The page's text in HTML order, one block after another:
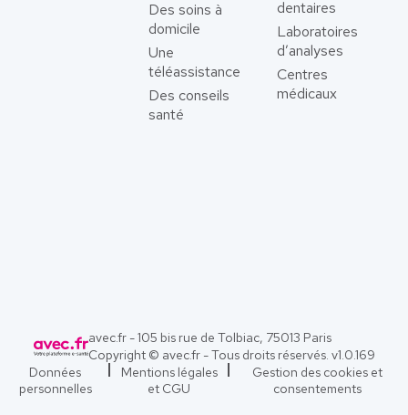
Des soins à
domicile
Une
téléassistance
Des conseils
santé
dentaires
Laboratoires
d’analyses
Centres
médicaux
avec.fr - 105 bis rue de Tolbiac, 75013 Paris
Copyright © avec.fr - Tous droits réservés. v1.0.169
Données
personnelles
Mentions légales
et CGU
Gestion des cookies et
consentements